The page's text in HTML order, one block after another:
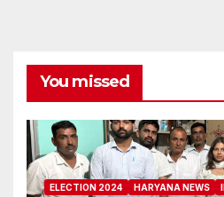
You missed
ELECTION 2024 HARYANA NEWS